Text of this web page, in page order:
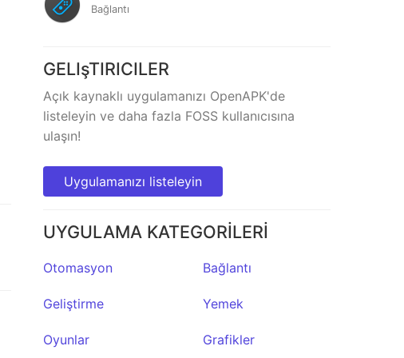
Bağlantı
GELIşTIRICILER
Açık kaynaklı uygulamanızı OpenAPK'de
listeleyin ve daha fazla FOSS kullanıcısına
ulaşın!
Uygulamanızı listeleyin
UYGULAMA KATEGORİLERİ
Otomasyon Bağlantı
Geliştirme Yemek
Oyunlar Grafikler